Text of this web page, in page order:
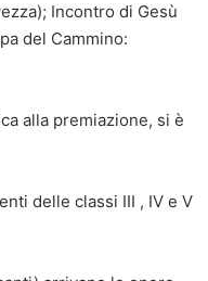
Incontro di Gesù
del Cammino:
alla premiazione, si è
delle classi III , IV e V